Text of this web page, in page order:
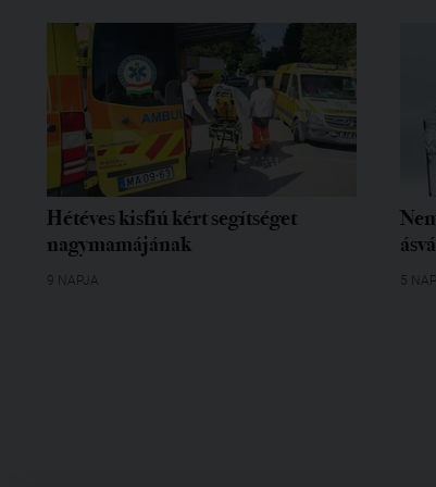
Hétéves kisfiú kért segítséget
nagymamájának
9 NAPJA 5